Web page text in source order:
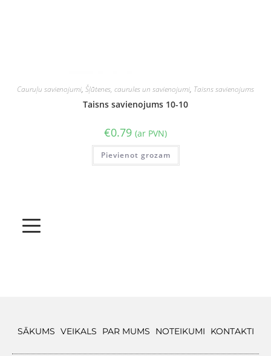
Cauruļu savienojumi, Šļūtenes, caurules un savienojumi, Taisns savienojums
Taisns savienojums 10-10
€0.79 (ar PVN)
Pievienot grozam
SĀKUMS VEIKALS PAR MUMS NOTEIKUMI KONTAKTI